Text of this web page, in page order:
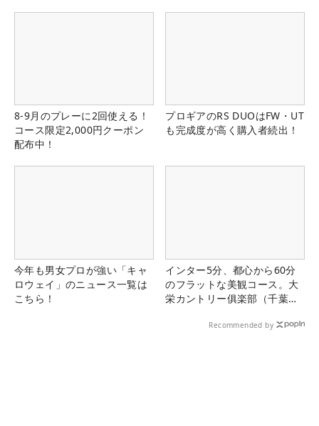
8-9月のプレーに2回使える！
コース限定2,000円クーポン
配布中！
プロギアのRS DUOはFW・UT
も完成度が高く購入者続出！
今年も男女プロが強い「キャ
ロウェイ」のニュース一覧は
こちら！
インター5分、都心から60分
のフラットな美観コース。大
栄カントリー俱楽部（千葉
Recommended by